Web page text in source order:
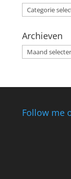
Categorieën
Archieven
Archieven
Follow me